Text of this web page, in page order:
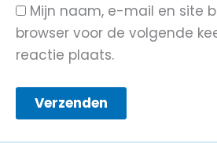
Mijn naam, e-mail en site
browser voor de volgende
reactie plaats.